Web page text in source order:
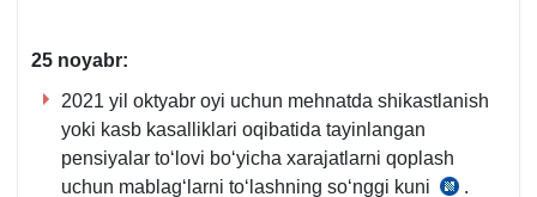
25 noyabr:
2021 yil oktyabr oyi uchun mehnatda shikastlanish
yoki kasb kasalliklari oqibatida tayinlangan
pensiyalar toʻlovi boʻyicha хarajatlarni qoplash
uchun mablagʻlarni toʻlashning soʻnggi kuni
AV
.